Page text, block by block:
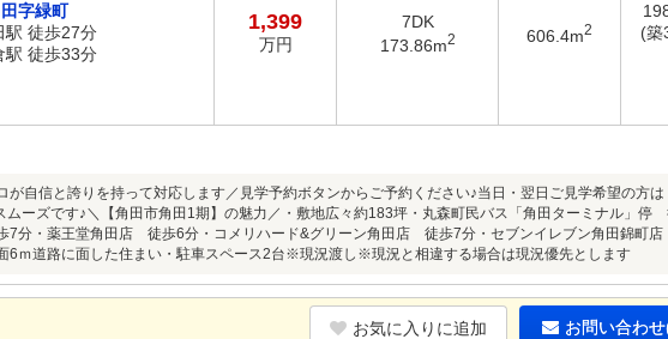
字緑町
駅 徒歩27分
駅 徒歩33分
1,399
万円
7DK
173.86m2 606.4m2
(築
が自信と誇りを持って対応します／見学予約ボタンからご予約ください♪当日・翌日ご見学希望の方
ムーズです♪＼【角田市角田1期】の魅力／・敷地広々約183坪・丸森町民バス「角田ターミナル」停
7分・薬王堂角田店 徒歩6分・コメリハード&グリーン角田店 徒歩7分・セブンイレブン角田錦町
6ｍ道路に面した住まい・駐車スペース2台※現況渡し※現況と相違する場合は現況優先とします
お気に入りに追加 お問い合わ